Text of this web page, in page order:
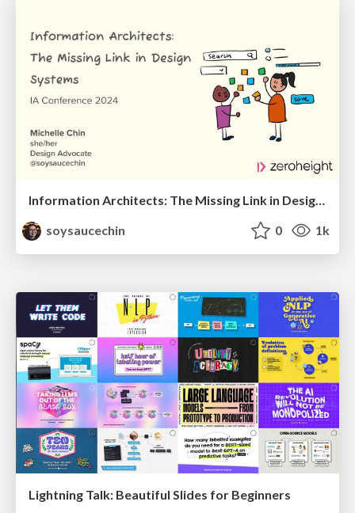
soysaucechin
0 1k
Lightning Talk: Beautiful Slides for Beginners